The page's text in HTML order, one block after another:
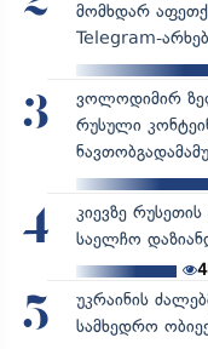
მომხდარ
Telegram-
3
ვოლოდიმირ
რუსული
4
კიევზე
საელჩო
5
უკრაინის
სამხედრო